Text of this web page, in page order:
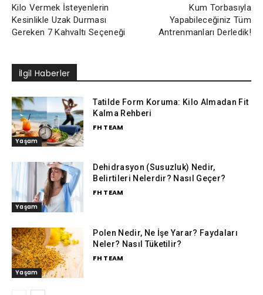
Kilo Vermek İsteyenlerin
Kesinlikle Uzak Durması
Gereken 7 Kahvaltı Seçeneği
Kum Torbasıyla
Yapabileceğiniz Tüm
Antrenmanları Derledik!
İlgil Haberler
Yaşam
Tatilde Form Koruma: Kilo Almadan Fit
Kalma Rehberi
FH TEAM
Yaşam
Dehidrasyon (Susuzluk) Nedir,
Belirtileri Nelerdir? Nasıl Geçer?
FH TEAM
Yaşam
Polen Nedir, Ne İşe Yarar? Faydaları
Neler? Nasıl Tüketilir?
FH TEAM